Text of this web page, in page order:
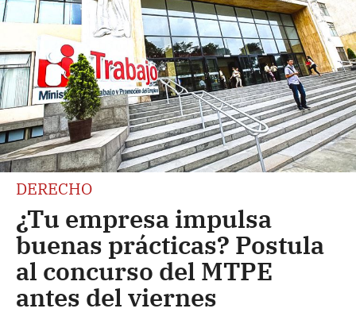
DERECHO
¿Tu empresa impulsa
buenas prácticas? Postula
al concurso del MTPE
antes del viernes